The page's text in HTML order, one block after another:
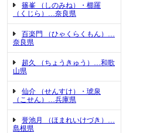
篠峯 （しのみね）・櫛羅
（くじら）…奈良県
百楽門 （ひゃくらくもん）…
奈良県
超久 （ちょうきゅう）…和歌
山県
仙介 （せんすけ）・琥泉
（こせん）…兵庫県
誉池月 （ほまれいけづき）…
島根県